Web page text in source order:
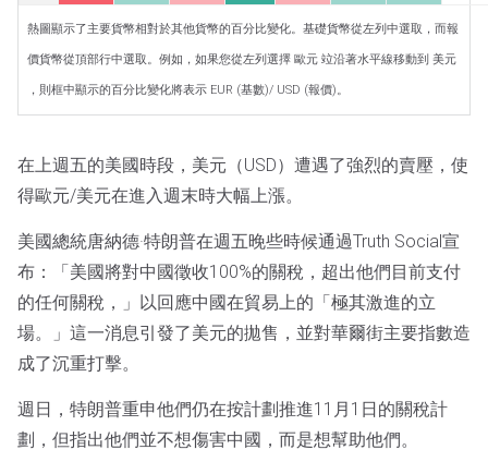
熱圖顯示了主要貨幣相對於其他貨幣的百分比變化。基礎貨幣從左列中選取，而報
價貨幣從頂部行中選取。例如，如果您從左列選擇 歐元 竝沿著水平線移動到 美元
，則框中顯示的百分比變化將表示 EUR (基數)/ USD (報價)。
在上週五的美國時段，美元（USD）遭遇了強烈的賣壓，使
得歐元/美元在進入週末時大幅上漲。
美國總統唐納德·特朗普在週五晚些時候通過Truth Social宣
布：「美國將對中國徵收100%的關稅，超出他們目前支付
的任何關稅，」以回應中國在貿易上的「極其激進的立
場。」這一消息引發了美元的拋售，並對華爾街主要指數造
成了沉重打擊。
週日，特朗普重申他們仍在按計劃推進11月1日的關稅計
劃，但指出他們並不想傷害中國，而是想幫助他們。